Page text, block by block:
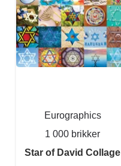
Eurographics
1 000 brikker
Star of David Collage